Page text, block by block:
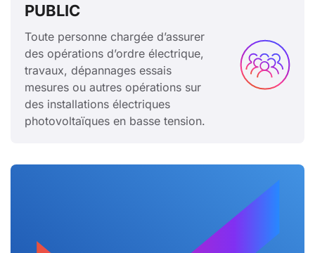
PUBLIC
Toute personne chargée d’assurer
des opérations d’ordre électrique,
travaux, dépannages essais
mesures ou autres opérations sur
des installations électriques
photovoltaïques en basse tension.